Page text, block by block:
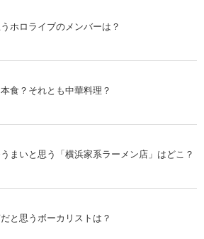
ホロライブのメンバーは？
食？それとも中華料理？
まいと思う「横浜家系ラーメン店」はどこ？
と思うボーカリストは？